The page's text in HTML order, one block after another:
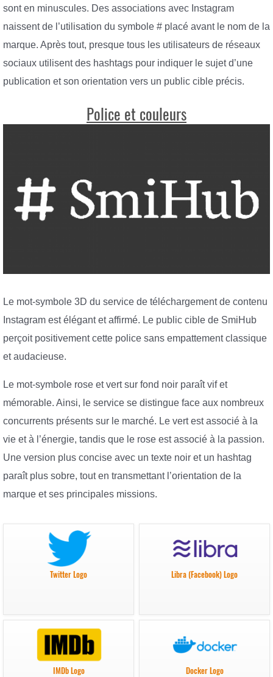
sont en minuscules. Des associations avec Instagram
naissent de l’utilisation du symbole # placé avant le nom de la
marque. Après tout, presque tous les utilisateurs de réseaux
sociaux utilisent des hashtags pour indiquer le sujet d’une
publication et son orientation vers un public cible précis.
Police et couleurs
Le mot-symbole 3D du service de téléchargement de contenu
Instagram est élégant et affirmé. Le public cible de SmiHub
perçoit positivement cette police sans empattement classique
et audacieuse.
Le mot-symbole rose et vert sur fond noir paraît vif et
mémorable. Ainsi, le service se distingue face aux nombreux
concurrents présents sur le marché. Le vert est associé à la
vie et à l’énergie, tandis que le rose est associé à la passion.
Une version plus concise avec un texte noir et un hashtag
paraît plus sobre, tout en transmettant l’orientation de la
marque et ses principales missions.
Twitter Logo Libra (Facebook) Logo
IMDb Logo Docker Logo